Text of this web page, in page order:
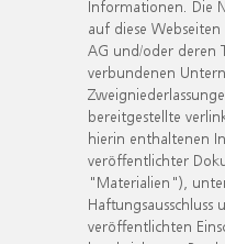
Informationen. Die
auf diese
AG und/oder deren
verbundenen
bereitgestellte
hierin enthaltenen
veröffentlichter
"Materialien"),
Haftungsausschluss
veröffentlichten